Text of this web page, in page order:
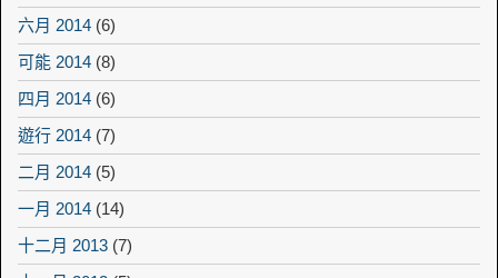
六月 2014 (6)
可能 2014 (8)
四月 2014 (6)
遊行 2014 (7)
二月 2014 (5)
一月 2014 (14)
十二月 2013 (7)